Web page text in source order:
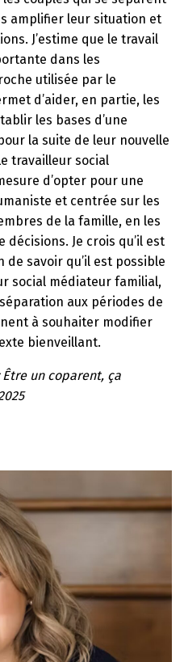
amplifier leur situation et
J’estime que le travail
dans les
utilisée par le
d’aider, en partie, les
les bases d’une
la suite de leur nouvelle
travailleur social
d’opter pour une
et centrée sur les
de la famille, en les
Je crois qu’il est
savoir qu’il est possible
social médiateur familial,
aux périodes de
à souhaiter modifier
bienveillant.
un coparent, ça